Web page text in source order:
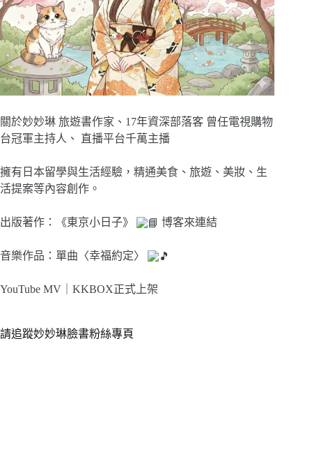
關於妙妙琳 旅遊書作家、17年資深部落客 曾任電視購物
台冠軍主持人、 直播平台千萬主播
擁有日本留學與生活經驗，精通美食、旅遊、美妝、生
活提案等內容創作。
出版著作：《東京小日子》 博客來連結
音樂作品：單曲〈幸福約定〉
YouTube MV｜ KKBOX正式上架
請追蹤妙妙琳臉書粉絲專頁